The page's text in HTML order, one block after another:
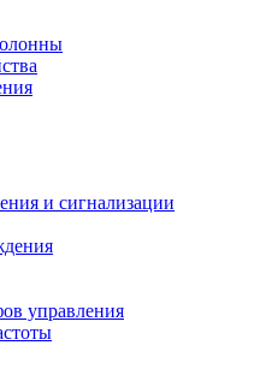
и сигнализации
управления